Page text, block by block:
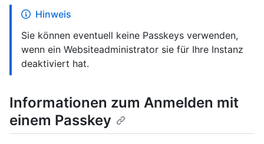
Hinweis
Sie können eventuell keine Passkeys verwenden,
wenn ein Websiteadministrator sie für Ihre Instanz
deaktiviert hat.
Informationen zum Anmelden mit
einem Passkey